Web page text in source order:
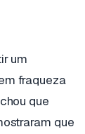
um
fraqueza
que
que